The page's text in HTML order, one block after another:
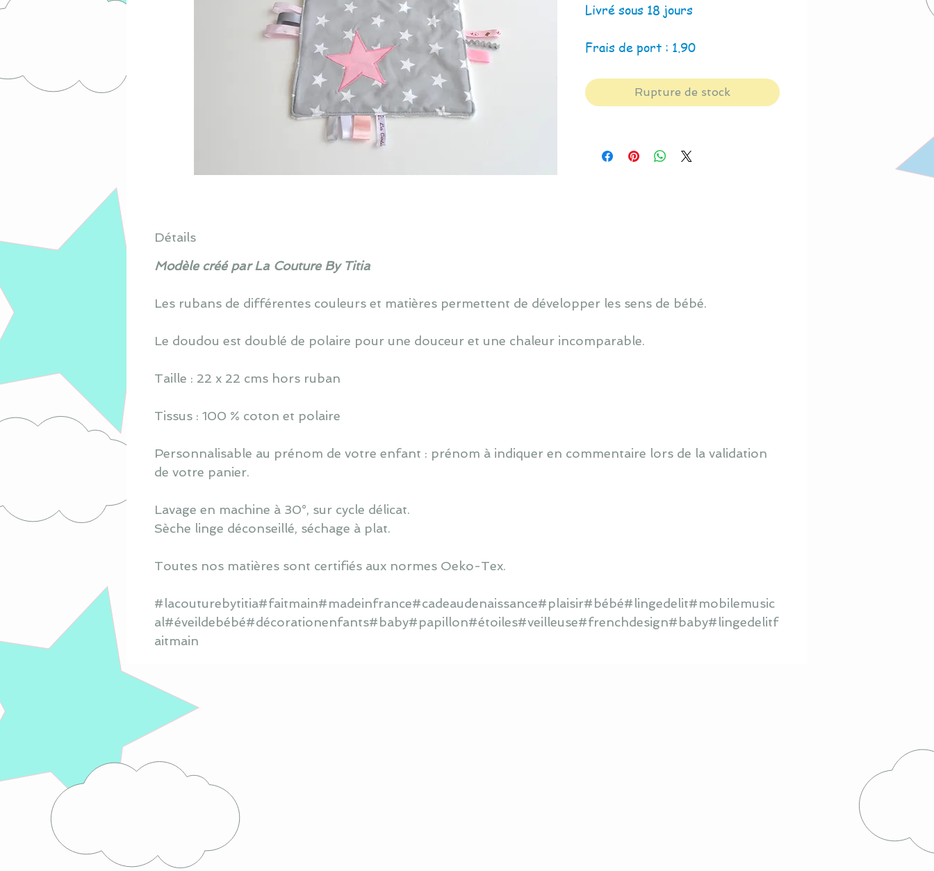
Livré sous 18 jours
Frais de port : 1.90
Rupture de stock
Détails
Modèle créé par La Couture By Titia
Les rubans de différentes couleurs et matières permettent de développer les sens de bébé.
Le doudou est doublé de polaire pour une douceur et une chaleur incomparable.
Taille : 22 x 22 cms hors ruban
Tissus : 100 % coton et polaire
Personnalisable au prénom de votre enfant : prénom à indiquer en commentaire lors de la validation
de votre panier.
Lavage en machine à 30°, sur cycle délicat.
Sèche linge déconseillé, séchage à plat.
Toutes nos matières sont certifiés aux normes Oeko-Tex.
#lacouturebytitia#faitmain#madeinfrance#cadeaudenaissance#plaisir#bébé#lingedelit#mobilemusic
al#éveildebébé#décorationenfants#baby#papillon#étoiles#veilleuse#frenchdesign#baby#lingedelitf
aitmain